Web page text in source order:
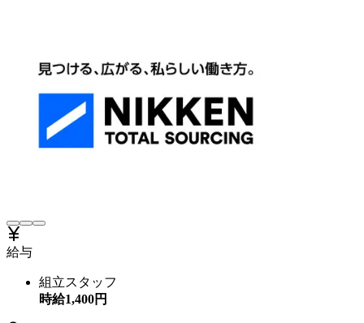
給与
組立スタッフ
時給1,400円